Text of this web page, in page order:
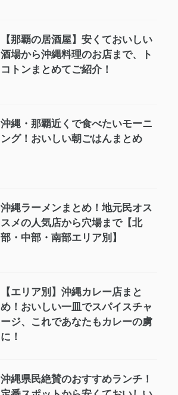
【那覇の居酒屋】安くておいしい
酒場から沖縄料理のお店まで、ト
コトンまとめてご紹介！
沖縄・那覇近くで食べたいモーニ
ング！おいしい朝ごはんまとめ
沖縄ラーメンまとめ！地元民オス
スメの人気店から穴場まで【北
部・中部・南部エリア別】
【エリア別】沖縄カレー店まと
め！おいしい一皿でスパイスチャ
ージ、これであなたもカレーの虜
に！
沖縄県民絶賛のおすすめランチ！